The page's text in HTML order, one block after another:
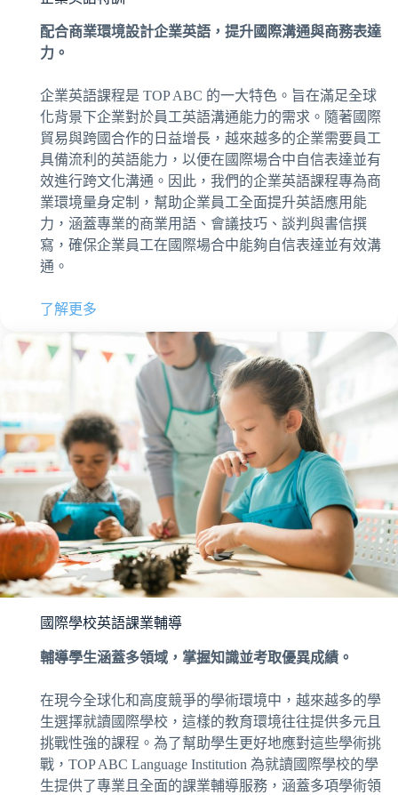
配合商業環境設計企業英語，提升國際溝通與商務表達
力。
企業英語課程是 TOP ABC 的一大特色。旨在滿足全球
化背景下企業對於員工英語溝通能力的需求。隨著國際
貿易與跨國合作的日益增長，越來越多的企業需要員工
具備流利的英語能力，以便在國際場合中自信表達並有
效進行跨文化溝通。因此，我們的企業英語課程專為商
業環境量身定制，幫助企業員工全面提升英語應用能
力，涵蓋專業的商業用語、會議技巧、談判與書信撰
寫，確保企業員工在國際場合中能夠自信表達並有效溝
通。
了解更多
國際學校英語課業輔導
輔導學生涵蓋多領域，掌握知識並考取優異成績。
在現今全球化和高度競爭的學術環境中，越來越多的學
生選擇就讀國際學校，這樣的教育環境往往提供多元且
挑戰性強的課程。為了幫助學生更好地應對這些學術挑
戰，TOP ABC Language Institution 為就讀國際學校的學
生提供了專業且全面的課業輔導服務，涵蓋多項學術領